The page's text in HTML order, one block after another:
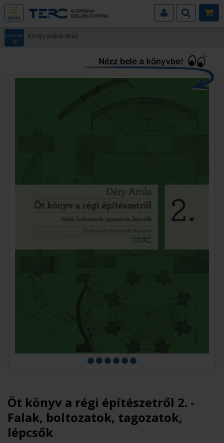
MENÜ
ALMENÜ Könyv webáruház
Öt könyv a régi építészetről 2. -
Falak, boltozatok, tagozatok,
lépcsők